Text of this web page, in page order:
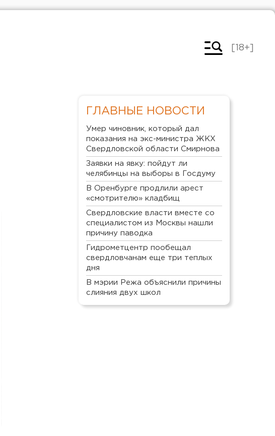
[18+]
ГЛАВНЫЕ НОВОСТИ
Умер чиновник, который дал
показания на экс-министра ЖКХ
Свердловской области Смирнова
Заявки на явку: пойдут ли
челябинцы на выборы в Госдуму
В Оренбурге продлили арест
«смотрителю» кладбищ
Свердловские власти вместе со
специалистом из Москвы нашли
причину паводка
Гидрометцентр пообещал
свердловчанам еще три теплых
дня
В мэрии Режа объяснили причины
слияния двух школ